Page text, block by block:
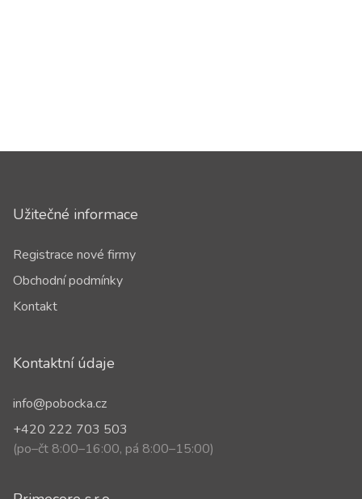
Užitečné informace
Registrace nové firmy
Obchodní podmínky
Kontakt
Kontaktní údaje
info@pobocka.cz
+420 222 703 503
(po–čt 8:00–16:00, pá 8:00–15:00)